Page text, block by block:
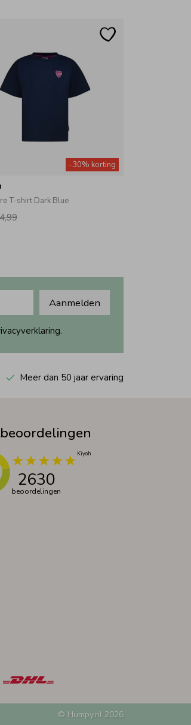
-30% korting
T-shirt Dark Blue
Aanmelden
Meer dan 50 jaar ervaring
2630
beoordelingen
© Humpy.nl 2026